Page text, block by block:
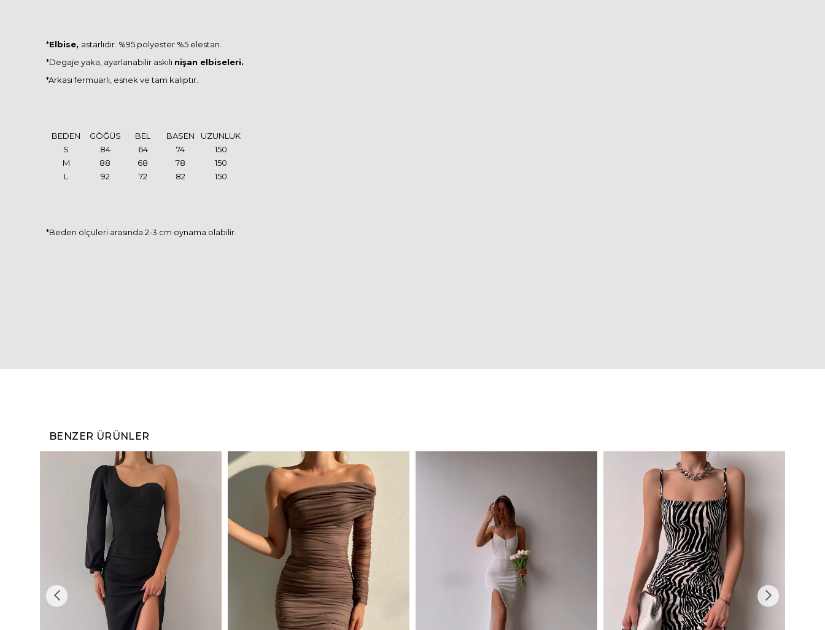
*Elbise, astarlıdır. %95 polyester %5 elestan.
*Degaje yaka, ayarlanabilir askılı nişan elbiseleri.
*Arkası fermuarlı, esnek ve tam kalıptır.
BEDEN GÖĞÜS BEL BASEN
UZUNLUK
S
84 64 74
150
M
88 68 78
150
L
92 72 82 150
*Beden ölçüleri arasında 2-3 cm oynama olabilir.
BENZER ÜRÜNLER